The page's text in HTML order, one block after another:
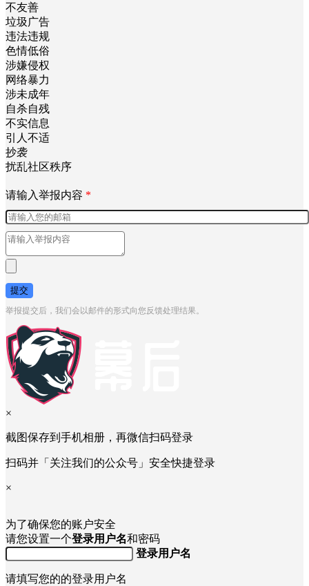
不友善
垃圾广告
违法违规
色情低俗
涉嫌侵权
网络暴力
涉未成年
自杀自残
不实信息
引人不适
抄袭
扰乱社区秩序
请输入举报内容 *
提交
举报提交后，我们会以邮件的形式向您反馈处理结果。
×
截图保存到手机相册，再微信扫码登录
扫码并「关注我们的公众号」安全快捷登录
×
为了确保您的账户安全
请您设置一个登录用户名和密码
登录用户名
请填写您的的登录用户名